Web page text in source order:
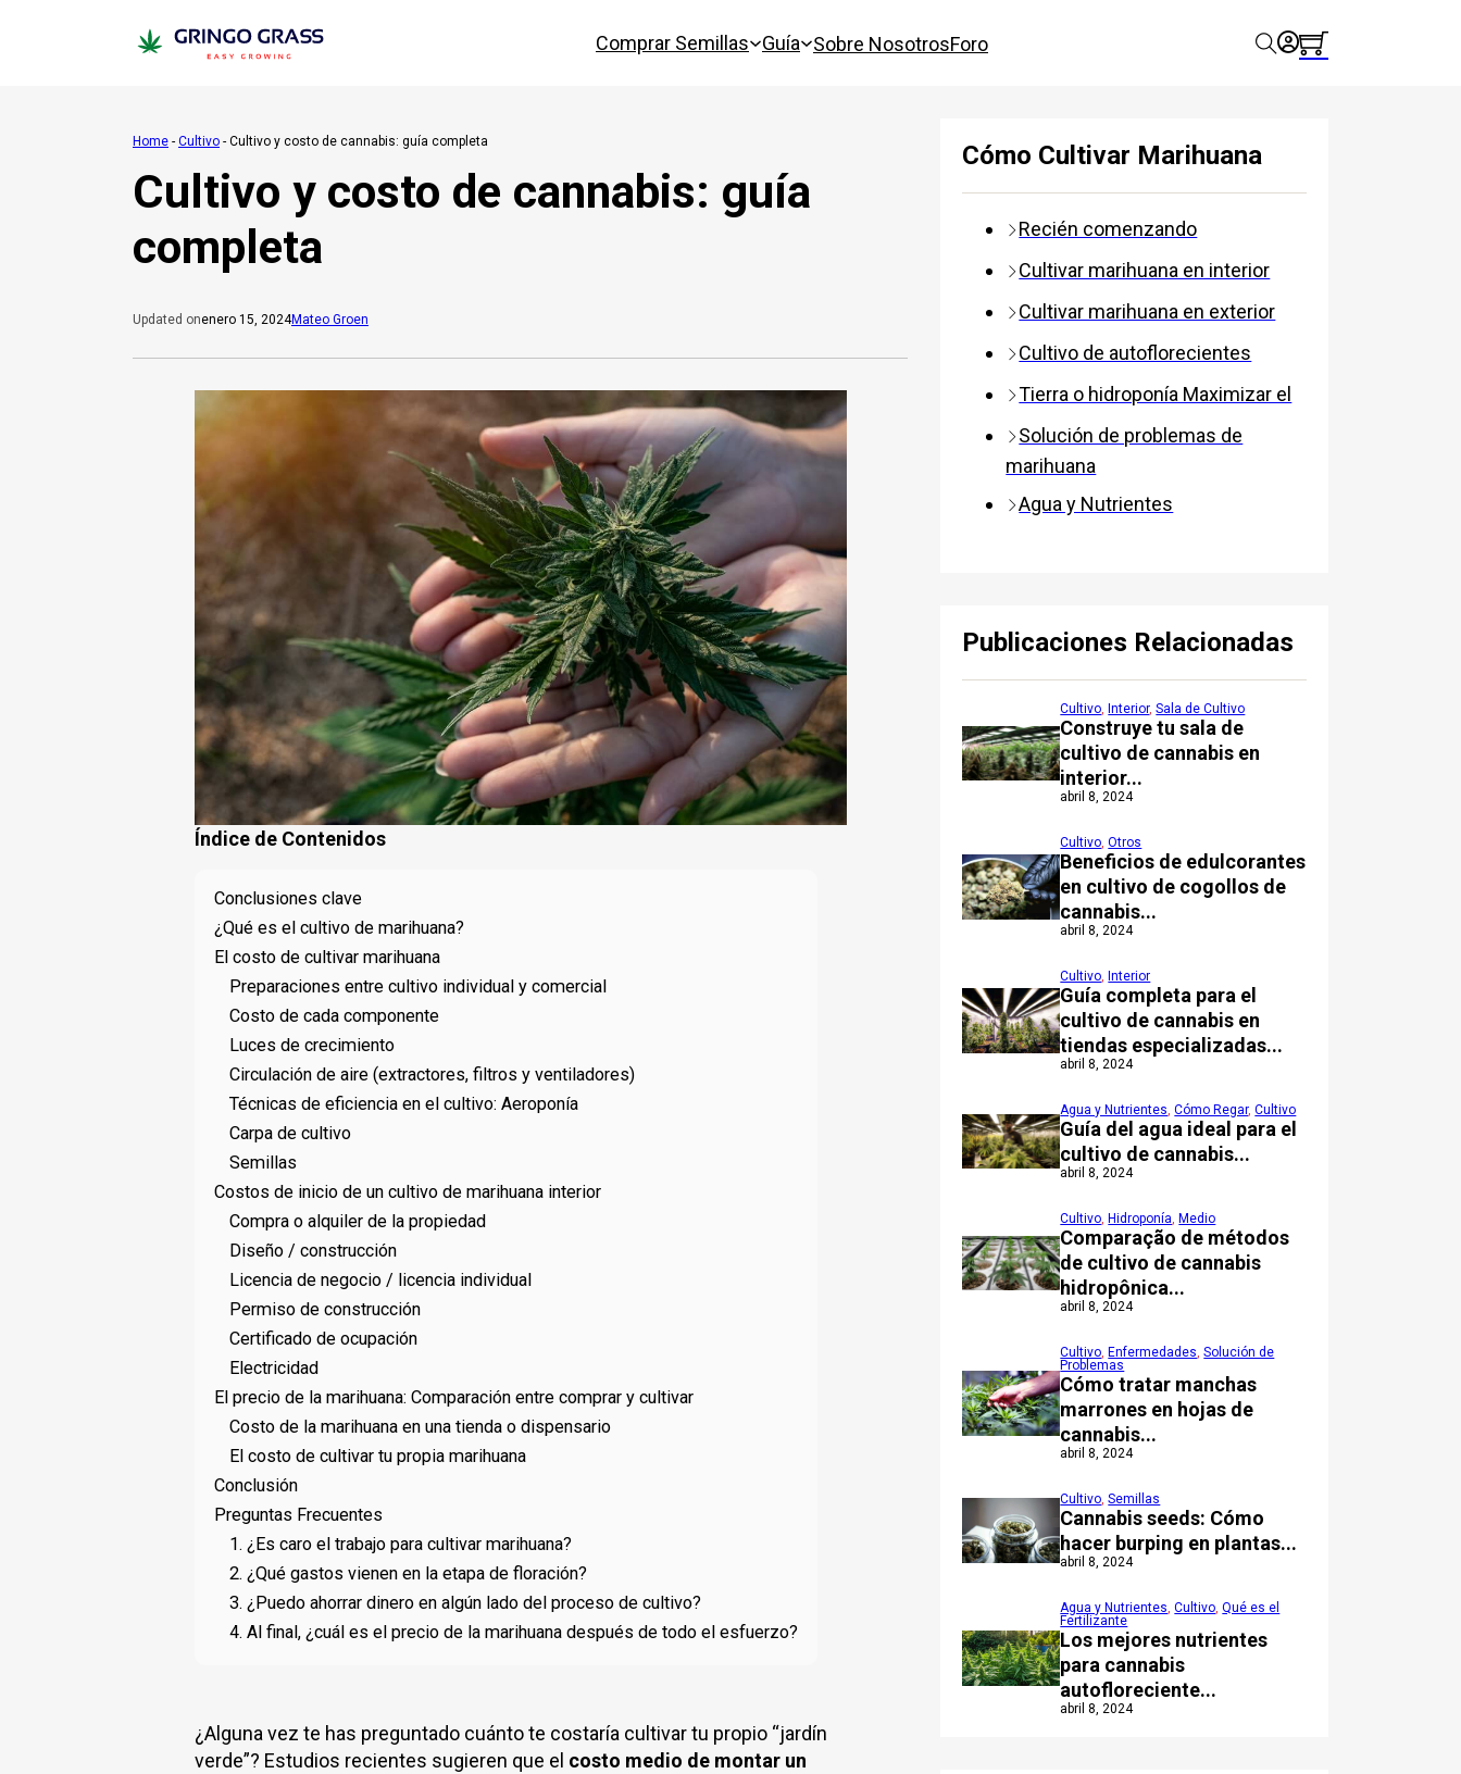
Comprar Semillas Guía Sobre NosotrosForo
Home - Cultivo - Cultivo y costo de cannabis: guía completa
Cultivo y costo de cannabis: guía
completa
Updated onenero 15, 2024Mateo Groen
Índice de Contenidos
Conclusiones clave
¿Qué es el cultivo de marihuana?
El costo de cultivar marihuana
Preparaciones entre cultivo individual y comercial
Costo de cada componente
Luces de crecimiento
Circulación de aire (extractores, filtros y ventiladores)
Técnicas de eficiencia en el cultivo: Aeroponía
Carpa de cultivo
Semillas
Costos de inicio de un cultivo de marihuana interior
Compra o alquiler de la propiedad
Diseño / construcción
Licencia de negocio / licencia individual
Permiso de construcción
Certificado de ocupación
Electricidad
El precio de la marihuana: Comparación entre comprar y cultivar
Costo de la marihuana en una tienda o dispensario
El costo de cultivar tu propia marihuana
Conclusión
Preguntas Frecuentes
1. ¿Es caro el trabajo para cultivar marihuana?
2. ¿Qué gastos vienen en la etapa de floración?
3. ¿Puedo ahorrar dinero en algún lado del proceso de cultivo?
4. Al final, ¿cuál es el precio de la marihuana después de todo el esfuerzo?
¿Alguna vez te has preguntado cuánto te costaría cultivar tu propio “jardín
verde”? Estudios recientes sugieren que el costo medio de montar un
Cómo Cultivar Marihuana
Recién comenzando
Cultivar marihuana en interior
Cultivar marihuana en exterior
Cultivo de autoflorecientes
Tierra o hidroponía Maximizar el
Solución de problemas de
marihuana
Agua y Nutrientes
Publicaciones Relacionadas
Construye tu sala de
cultivo de cannabis en
interior...
Cultivo, Interior,Sala de Cultivo
abril 8, 2024
Beneficios de edulcorantes
en cultivo de cogollos de
cannabis...
Cultivo,Otros
abril 8, 2024
Guía completa para el
cultivo de cannabis en
tiendas especializadas...
Cultivo, Interior
abril 8, 2024
Guía del agua ideal para el
cultivo de cannabis...
Agua y Nutrientes,Cómo Regar,Cultivo
abril 8, 2024
Comparação de métodos
de cultivo de cannabis
hidropônica...
Cultivo, Hidroponía, Medio
abril 8, 2024
Cómo tratar manchas
marrones en hojas de
cannabis...
Cultivo, Enfermedades,Solución de
Problemas
abril 8, 2024
Cannabis seeds: Cómo
hacer burping en plantas...
Cultivo,Semillas
abril 8, 2024
Los mejores nutrientes
para cannabis
autofloreciente...
Agua y Nutrientes,Cultivo,Qué es el
Fertilizante
abril 8, 2024